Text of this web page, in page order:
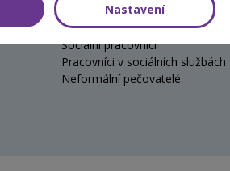
Cílová skupina
Sociální pracovníci
Pracovníci v sociálních službách
Neformální pečovatelé
Nastavení